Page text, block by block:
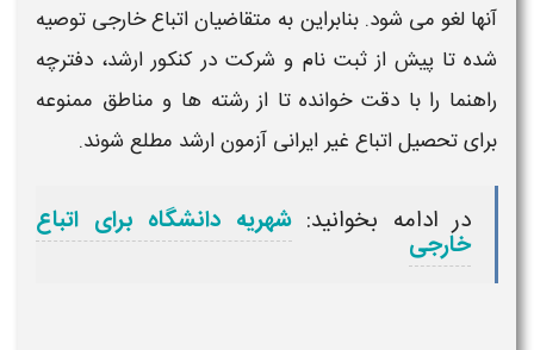
آنها لغو می شود. بنابراین به متقاضیاناتباع خارجی توصیه
شده تا پیش از ثبت نام و شرکت در کنکور ارشد، دفترچه
راهنما را با دقت خوانده تا از رشته ها و مناطق ممنوعه
برای تحصیلاتباع غیر ایرانی آزمونارشد مطلع شوند.
در ادامه بخوانید: شهریه دانشگاه برای اتباع
خارجی